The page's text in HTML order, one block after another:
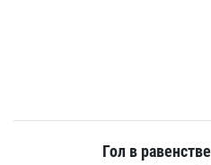
Гол в равенстве